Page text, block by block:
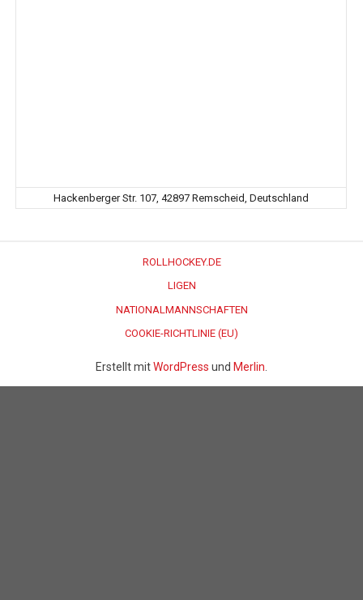
Hackenberger Str. 107, 42897 Remscheid, Deutschland
ROLLHOCKEY.DE
LIGEN
NATIONALMANNSCHAFTEN
COOKIE-RICHTLINIE (EU)
Erstellt mitWordPress und Merlin.